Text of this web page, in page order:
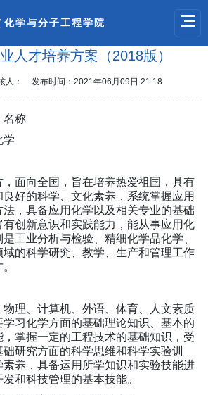
化学与分子工程学院
人才培养方案（2018版）
人： 发布时间：2021年06月09日 21:18
名称
学
面向全国，旨在培养热爱祖国，具有
好的科学、文化素养，系统掌握应用
，具备应用化学以及相关专业的基础
创新意识和实践能力，能从事应用化
工业分析与检验、精细化学品化学、
的科学研究、教学、生产和管理工作
理、计算机、外语、体育、人文素质
习化学方面的基础理论知识、基本的
掌握一定的工程技术的基础知识，受
研究方面的科学思维和科学实验训
养，具备运用所学知识和实验技能进
和科技管理的基本技能。